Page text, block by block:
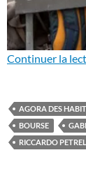
Continuer la
AGORA DES
BOURSE
RICCARDO